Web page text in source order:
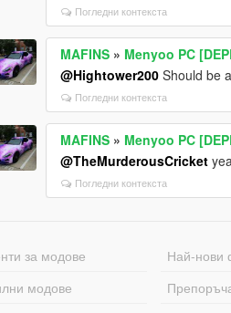
Погледни контекста
MAFINS » Menyoo PC
@Hightower200 Should be
Погледни контекста
MAFINS » Menyoo PC
@TheMurderousCricket
Погледни контекста
за модове
модове
Най-нови